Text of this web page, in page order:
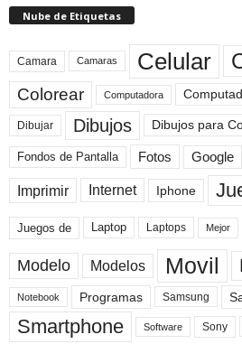
Nube de Etiquetas
Camara Camaras Celular
Colorear Computadora
Dibujar Dibujos Dibujos para
Fondos de Pantalla Fotos Google
Imprimir Internet Iphone
Juegos de Laptop Laptops Mejor
Modelo Modelos Movil
Notebook Programas Samsung
Smartphone Software Sony